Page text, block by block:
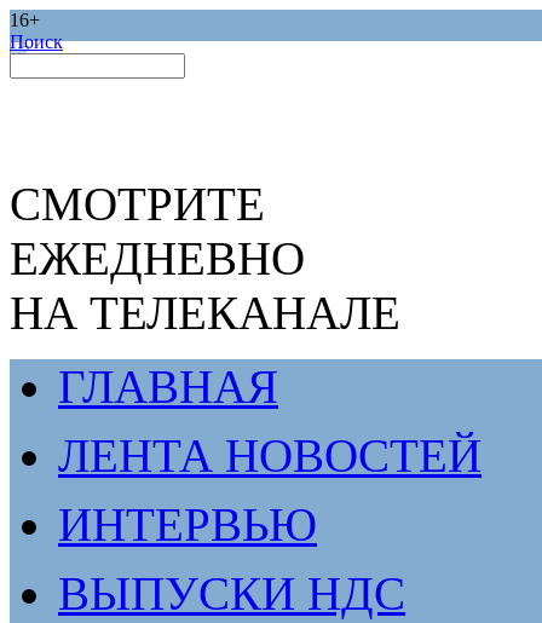
16+
Поиск
СМОТРИТЕ
ЕЖЕДНЕВНО
НА ТЕЛЕКАНАЛЕ
ГЛАВНАЯ
ЛЕНТА НОВОСТЕЙ
ИНТЕРВЬЮ
ВЫПУСКИ НДС